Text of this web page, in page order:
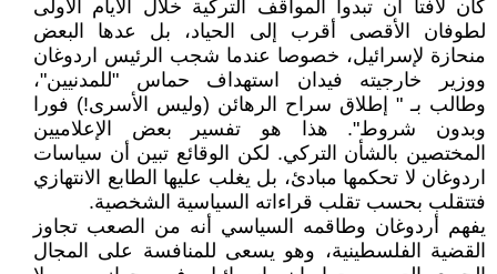
كان لافتا ان تبدوا المواقف التركية خلال الأيام الأولى
لطوفان الأقصى أقرب إلى الحياد، بل عدها البعض
منحازة لإسرائيل، خصوصا عندما شجب الرئيس اردوغان
ووزير خارجيته فيدان استهداف حماس "للمدنيين"،
وطالب بـ " إطلاق سراح الرهائن (وليس الأسرى!) فورا
وبدون شروط". هذا هو تفسير بعض الإعلاميين
المختصين بالشأن التركي. لكن الوقائع تبين أن سياسات
اردوغان لا تحكمها مبادئ، بل يغلب عليها الطابع الانتهازي
فتتقلب بحسب تقلب قراءاته السياسية الشخصية.
يفهم أردوغان وطاقمه السياسي أنه من الصعب تجاوز
القضية الفلسطينية، وهو يسعى للمنافسة على المجال